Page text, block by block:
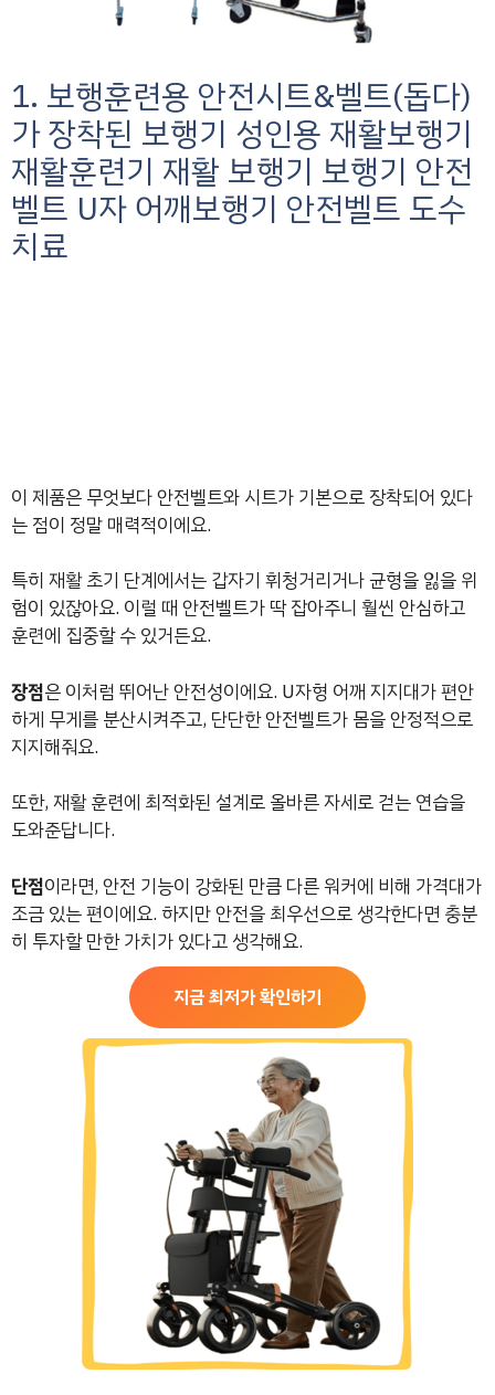
1. 보행훈련용 안전시트&벨트(돕다)
가 장착된 보행기 성인용 재활보행기
재활훈련기 재활 보행기 보행기 안전
벨트 U자 어깨보행기 안전벨트 도수
치료
이 제품은 무엇보다 안전벨트와 시트가 기본으로 장착되어 있다
는 점이 정말 매력적이에요.
특히 재활 초기 단계에서는 갑자기 휘청거리거나 균형을 잃을 위
험이 있잖아요. 이럴 때 안전벨트가 딱 잡아주니 훨씬 안심하고
훈련에 집중할 수 있거든요.
장점은 이처럼 뛰어난 안전성이에요. U자형 어깨 지지대가 편안
하게 무게를 분산시켜주고, 단단한 안전벨트가 몸을 안정적으로
지지해줘요.
또한, 재활 훈련에 최적화된 설계로 올바른 자세로 걷는 연습을
도와준답니다.
단점이라면, 안전 기능이 강화된 만큼 다른 워커에 비해 가격대가
조금 있는 편이에요. 하지만 안전을 최우선으로 생각한다면 충분
히 투자할 만한 가치가 있다고 생각해요.
지금 최저가 확인하기